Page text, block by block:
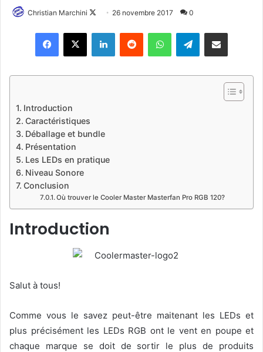
Christian Marchini
l
26 novembre 2017 0
Telegram
Introduction
Caractéristiques
Déballage et bundle
Présentation
Les LEDs en pratique
Niveau Sonore
Conclusion
Où trouver le Cooler Master Masterfan Pro RGB 120?
Introduction
Salut à tous!
Comme vous le savez peut-être maitenant les LEDs et
plus précisément les LEDs RGB ont le vent en poupe et
chaque marque se doit de sortir le plus de produits